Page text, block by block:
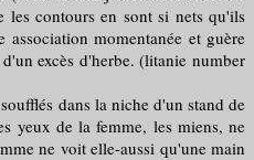
les contours en sont si nets qu'ils
momentanée et guère
excès d'herbe. (litanie number
dans la niche d'un stand de
yeux de la femme, les miens, ne
ne voit elle-aussi qu'une main